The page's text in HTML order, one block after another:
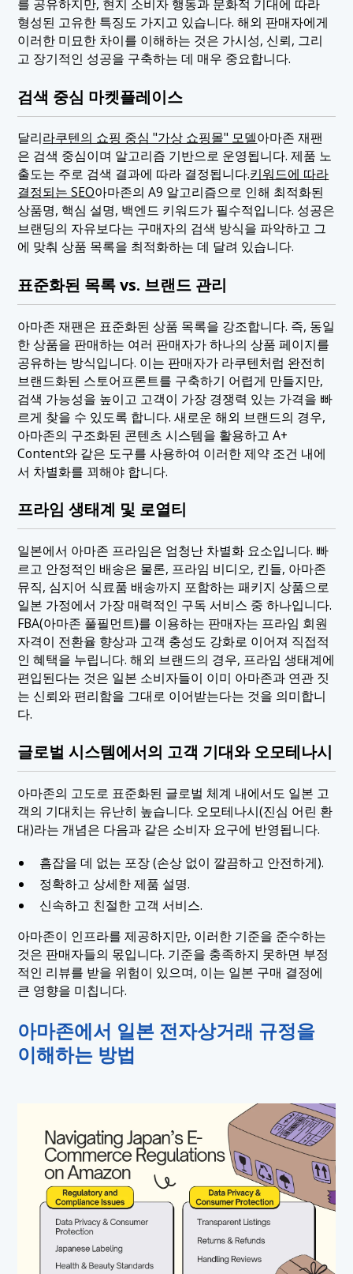
를 공유하지만, 현지 소비자 행동과 문화적 기대에 따라
형성된 고유한 특징도 가지고 있습니다. 해외 판매자에게
이러한 미묘한 차이를 이해하는 것은 가시성, 신뢰, 그리
고 장기적인 성공을 구축하는 데 매우 중요합니다.
검색 중심 마켓플레이스
달리라쿠텐의 쇼핑 중심 "가상 쇼핑몰" 모델아마존 재팬
은 검색 중심이며 알고리즘 기반으로 운영됩니다. 제품 노
출도는 주로 검색 결과에 따라 결정됩니다.키워드에 따라
결정되는 SEO아마존의 A9 알고리즘으로 인해 최적화된
상품명, 핵심 설명, 백엔드 키워드가 필수적입니다. 성공은
브랜딩의 자유보다는 구매자의 검색 방식을 파악하고 그
에 맞춰 상품 목록을 최적화하는 데 달려 있습니다.
표준화된 목록 vs. 브랜드 관리
아마존 재팬은 표준화된 상품 목록을 강조합니다. 즉, 동일
한 상품을 판매하는 여러 판매자가 하나의 상품 페이지를
공유하는 방식입니다. 이는 판매자가 라쿠텐처럼 완전히
브랜드화된 스토어프론트를 구축하기 어렵게 만들지만,
검색 가능성을 높이고 고객이 가장 경쟁력 있는 가격을 빠
르게 찾을 수 있도록 합니다. 새로운 해외 브랜드의 경우,
아마존의 구조화된 콘텐츠 시스템을 활용하고 A+
Content와 같은 도구를 사용하여 이러한 제약 조건 내에
서 차별화를 꾀해야 합니다.
프라임 생태계 및 로열티
일본에서 아마존 프라임은 엄청난 차별화 요소입니다. 빠
르고 안정적인 배송은 물론, 프라임 비디오, 킨들, 아마존
뮤직, 심지어 식료품 배송까지 포함하는 패키지 상품으로
일본 가정에서 가장 매력적인 구독 서비스 중 하나입니다.
FBA(아마존 풀필먼트)를 이용하는 판매자는 프라임 회원
자격이 전환율 향상과 고객 충성도 강화로 이어져 직접적
인 혜택을 누립니다. 해외 브랜드의 경우, 프라임 생태계에
편입된다는 것은 일본 소비자들이 이미 아마존과 연관 짓
는 신뢰와 편리함을 그대로 이어받는다는 것을 의미합니
다.
글로벌 시스템에서의 고객 기대와 오모테나시
아마존의 고도로 표준화된 글로벌 체계 내에서도 일본 고
객의 기대치는 유난히 높습니다. 오모테나시(진심 어린 환
대)라는 개념은 다음과 같은 소비자 요구에 반영됩니다.
흠잡을 데 없는 포장 (손상 없이 깔끔하고 안전하게).
정확하고 상세한 제품 설명.
신속하고 친절한 고객 서비스.
아마존이 인프라를 제공하지만, 이러한 기준을 준수하는
것은 판매자들의 몫입니다. 기준을 충족하지 못하면 부정
적인 리뷰를 받을 위험이 있으며, 이는 일본 구매 결정에
큰 영향을 미칩니다.
아마존에서 일본 전자상거래 규정을
이해하는 방법